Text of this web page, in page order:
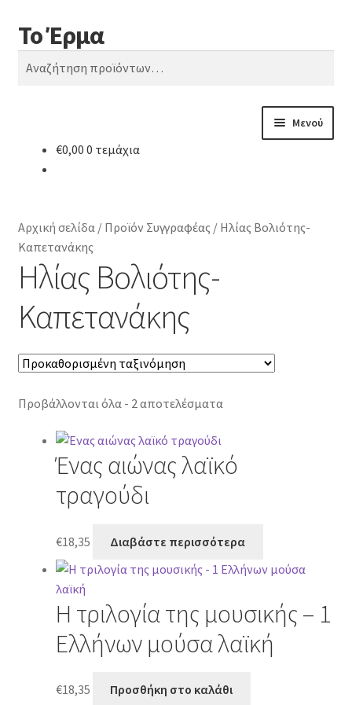
Απευθείας
μετάβαση
στην
Μετάβαση
σε
περιεχόμενο
Το Έρμα
Αναζήτηση
Αναζήτηση
Μενού
Κατηγορίες Βιβλίων
Συχνές Ερωτήσεις
Επικοινωνία
€0,00 0 τεμάχια
Αρχική σελίδα/ Προϊόν Συγγραφέας / Ηλίας Βολιότης-
Καπετανάκης
Ηλίας Βολιότης-
Καπετανάκης
Προβάλλονται όλα - 2 αποτελέσματα
Ένας αιώνας λαϊκό
τραγούδι
€18,35 Διαβάστε περισσότερα
Η τριλογία της μουσικής – 1
Ελλήνων μούσα λαϊκή
€18,35 Προσθήκη στο καλάθι